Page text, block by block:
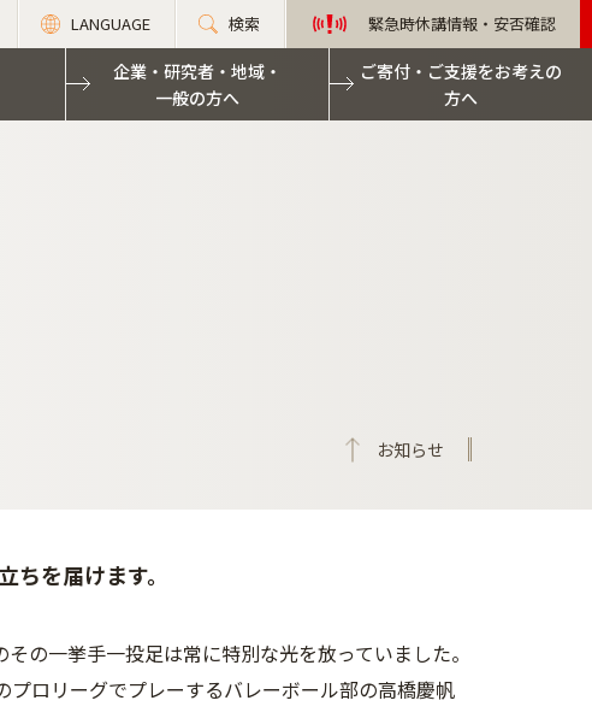
LANGUAGE 検索 緊急時休講情報・安否確認
企業・研究者・地域・
一般の方へ
ご寄付・ご支援をお考えの
方へ
お知らせ
を届けます。
の一挙手一投足は常に特別な光を放っていました。
ロリーグでプレーするバレーボール部の高橋慶帆